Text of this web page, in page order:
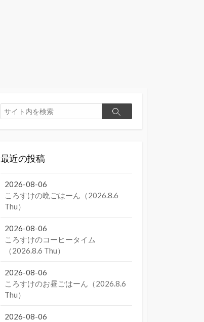
検
索
検
最近の投稿
2026-08-06
ころすけの晩ごはーん（2026.8.6
Thu）
2026-08-06
ころすけのコーヒータイム
（2026.8.6 Thu）
2026-08-06
ころすけのお昼ごはーん（2026.8.6
Thu）
2026-08-06